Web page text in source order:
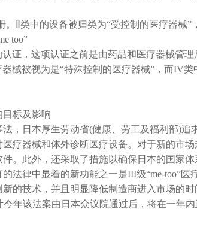
。Ⅱ类中的设备被归类为“受控制的医疗器械
too”
证，这项认证之前是由药品和医疗器械管
械被视为是“特殊控制的医疗器械”，而IV
目标及影响
，日本厚生劳动省(健康、劳工及福利部)
疗器械和体外诊断医疗设备。对于新的市
。此外，还采取了措施以确保日本的国家体
法律中显着的新功能之一是III级“me-too”
的技术，并且明显降低制造商进入市场的
年该法案由日本众议院通过后，将在一年内